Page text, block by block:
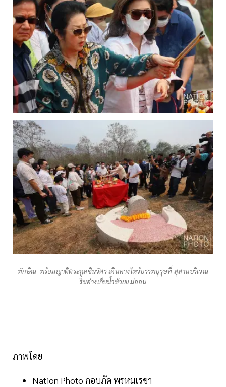
ทักษิณ พร้อมญาติตระกูลชินวัตร เดินทางไหว้บรรพบุรุษที่ สุสานบริเวณ
ริมอ่างเก็บน้ำห้วยแม่ออน
ภาพโดย
Nation Photo กอบภัค พรหมเรขา